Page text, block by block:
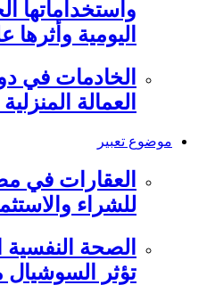
واستخداماتها
اليومية
الخادمات في
العمالة
موضوع تعبير
للشراء
تؤثر